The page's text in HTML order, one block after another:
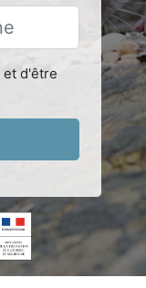
et d'être